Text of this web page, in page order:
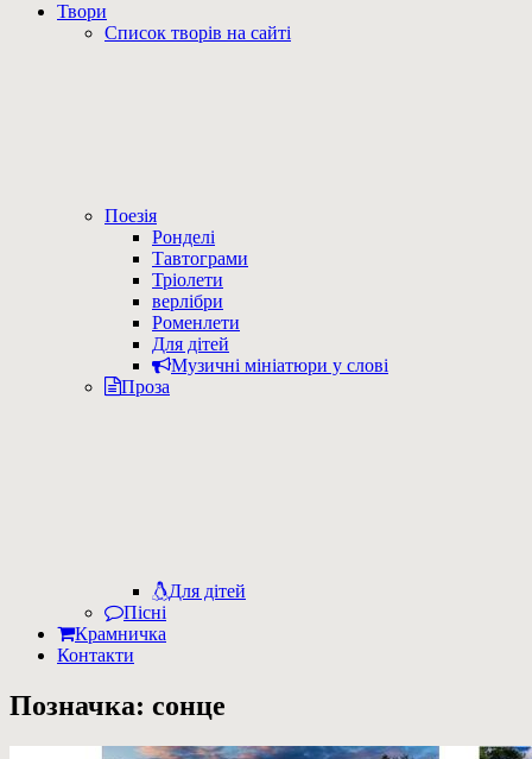
Твори
Список творів на сайті
Поезія
Ронделі
Тавтограми
Тріолети
верлібри
Роменлети
Для дітей
Музичні мініатюри у слові
Проза
Для дітей
Пісні
Крамничка
Контакти
Позначка: сонце